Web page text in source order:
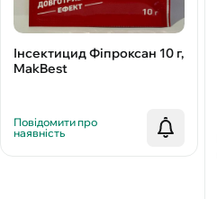
Інсектицид Фіпроксан 10 г,
MakBest
Повідомити про
наявність